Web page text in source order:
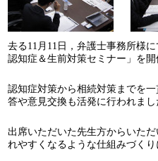
去る11月11日，弁護士事務所様
認知症＆生前対策セミナー」を開
認知症対策から相続対策までを
答や意見交換も活発に行われまし
出席いただいた先生方からいた
れやすくなるような仕組みづくり